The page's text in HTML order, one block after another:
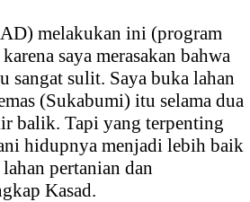
melakukan ini (program
saya merasakan bahwa
sangat sulit. Saya buka lahan
(Sukabumi) itu selama dua
balik. Tapi yang terpenting
hidupnya menjadi lebih baik
pertanian dan
Kasad.